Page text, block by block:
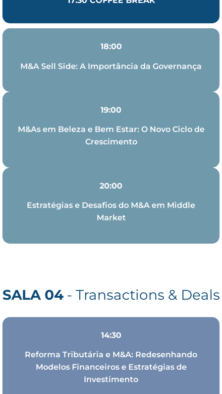
18:00
M&A Sell Side: A Importância da Governança
19:00
M&As em Beleza e Bem Estar: O Novo Ciclo de
Crescimento
20:00
Estratégias e Desafios do M&A em Middle
Market
SALA 04- Transactions & Deals
14:30
Reforma Tributária e M&A: Redesenhando
Modelos Financeiros e Estratégias de
Investimento